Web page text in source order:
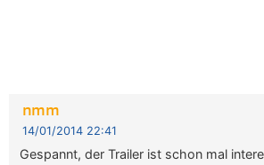
nmm
14/01/2014 22:41
Gespannt, der Trailer ist schon mal